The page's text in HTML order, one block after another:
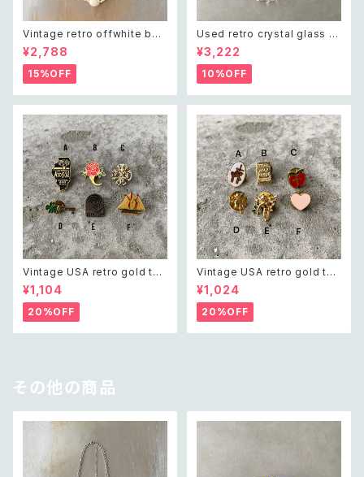
Vintage retro offwhite bea
ds necklace レトロ ヴィンテ
ージ アクセサリー オフホワイト
ビーズ ネックレス
¥2,788
15%OFF
Used retro crystal glass b
eads necklace レトロ ユーズ
ド アクセサリー クリスタル ガラ
ス ビーズ ネックレス
¥3,222
10%OFF
Vintage USA retro gold ton
e pin brooch レトロ アメリカ
ヴィンテージ アクセサリー レト
ロ ゴールド ピン ブローチ
¥1,104
20%OFF
Vintage USA retro gold ton
e mini pin brooch レトロ ア
メリカ ヴィンテージ アクセサリ
ー レトロ ゴールド ミニ ピン ブ
ローチ
¥1,024
20%OFF
その他の商品